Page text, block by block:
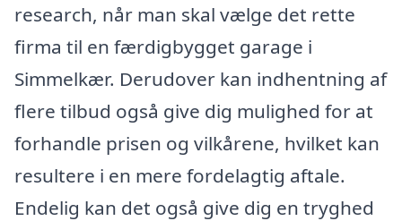
research, når man skal vælge det rette
firma til en færdigbygget garage i
Simmelkær. Derudover kan indhentning af
flere tilbud også give dig mulighed for at
forhandle prisen og vilkårene, hvilket kan
resultere i en mere fordelagtig aftale.
Endelig kan det også give dig en tryghed